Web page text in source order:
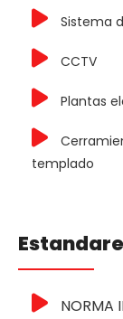
Sistema
CCTV
Plantas
templado